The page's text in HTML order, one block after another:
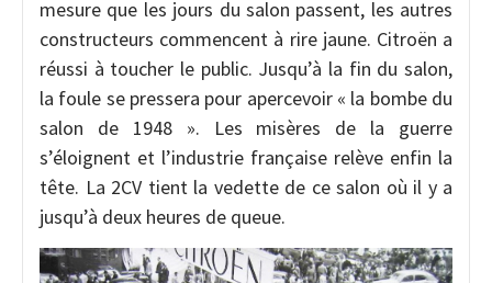
mesure que les jours du salon passent, les autres
constructeurs commencent à rire jaune. Citroën a
réussi à toucher le public. Jusqu’à la fin du salon,
la foule se pressera pour apercevoir « la bombe du
salon de 1948 ». Les misères de la guerre
s’éloignent et l’industrie française relève enfin la
tête. La 2CV tient la vedette de ce salon où il y a
jusqu’à deux heures de queue.